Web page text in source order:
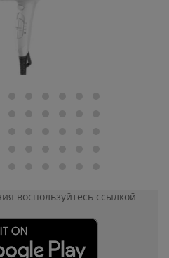
воспользуйтесь ссылкой